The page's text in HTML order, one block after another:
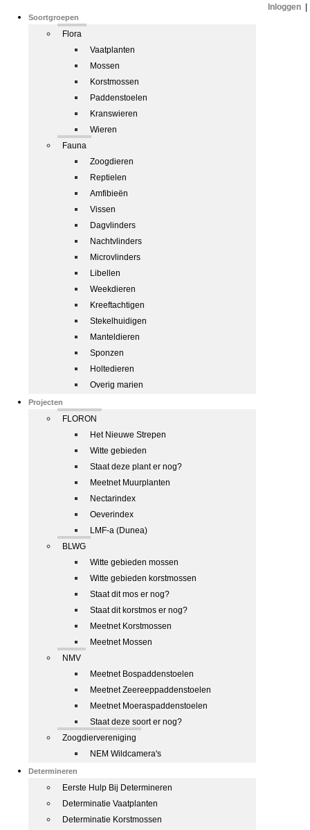
Soortgroepen
Flora
Vaatplanten
Mossen
Korstmossen
Paddenstoelen
Kranswieren
Wieren
Fauna
Zoogdieren
Reptielen
Amfibieën
Vissen
Dagvlinders
Nachtvlinders
Microvlinders
Libellen
Weekdieren
Kreeftachtigen
Stekelhuidigen
Manteldieren
Sponzen
Holtedieren
Overig marien
Projecten
FLORON
Het Nieuwe Strepen
Witte gebieden
Staat deze plant er nog?
Meetnet Muurplanten
Nectarindex
Oeverindex
LMF-a (Dunea)
BLWG
Witte gebieden mossen
Witte gebieden korstmossen
Staat dit mos er nog?
Staat dit korstmos er nog?
Meetnet Korstmossen
Meetnet Mossen
NMV
Meetnet Bospaddenstoelen
Meetnet Zeereeppaddenstoelen
Meetnet Moeraspaddenstoelen
Staat deze soort er nog?
Zoogdiervereniging
NEM Wildcamera's
Determineren
Eerste Hulp Bij Determineren
Determinatie Vaatplanten
Determinatie Korstmossen
Inloggen